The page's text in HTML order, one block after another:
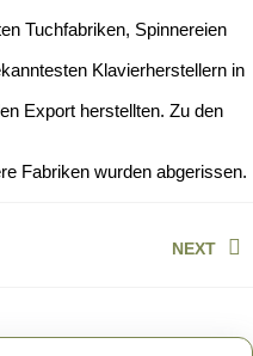
Tuchfabriken, Spinnereien
Klavierherstellern in
Export herstellten. Zu den
Fabriken wurden abgerissen.
NEXT